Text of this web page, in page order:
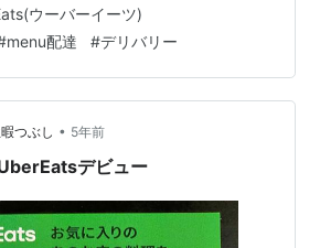
界をガラッと変える方法で頑張って
のは、通常の居酒屋から、夜の業界
規制がゆるいもの）に変更されてる
は1年半前のコロナウイルスでロック
ていた 「配達バイト（デリバリ
ウーバーイーツ)
menu配達 #デリバリー
つぶし • 5年前
デビュー